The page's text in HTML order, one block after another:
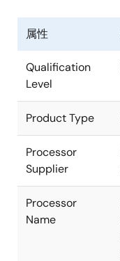
属性
Qualification
Level
Product Type
Processor
Supplier
Processor
Name